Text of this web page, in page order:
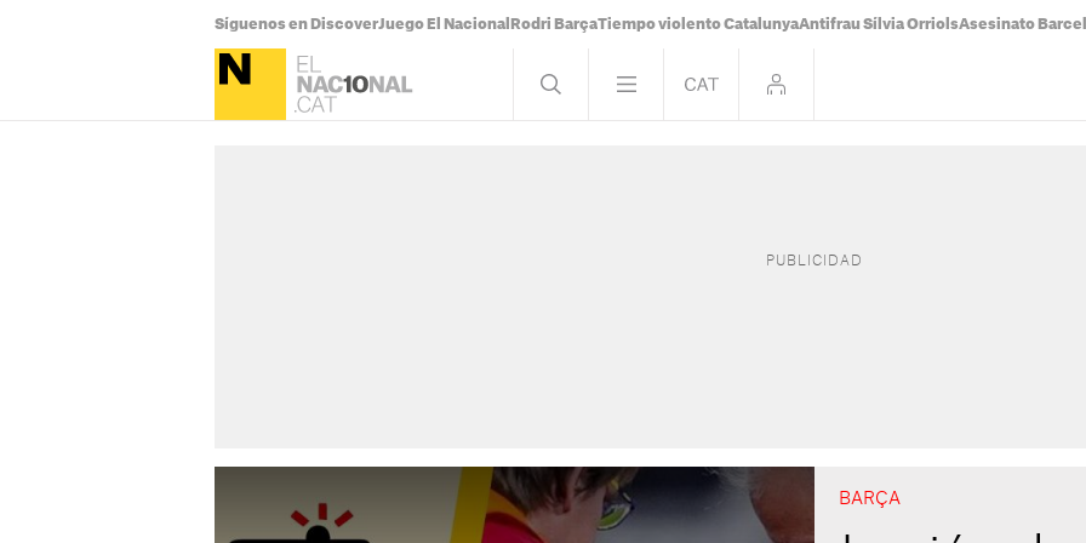
Síguenos en DiscoverJuego El Nacional Rodri BarçaTiempo violento CatalunyaAntifrau Sílvia OrriolsAsesinato
BARÇA